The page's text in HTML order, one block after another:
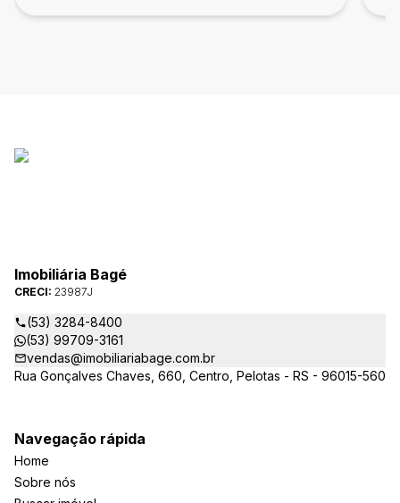
Imobiliária Bagé
CRECI: 23987J
(53) 3284-8400
(53) 99709-3161
vendas@imobiliariabage.com.br
Rua Gonçalves Chaves, 660, Centro, Pelotas - RS - 96015-560
Navegação rápida
Home
Sobre nós